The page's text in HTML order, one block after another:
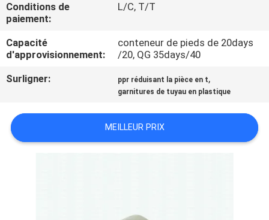
CONTACTEZ-
NOUS
NOUVELLES
LES
AFFAIRES
Conditions de
paiement:
L/C, T/T
Capacité
d'approvisionnement:
conteneur de pieds de 20days
/20, QG 35days/40
Surligner:
ppr réduisant la pièce en t,
garnitures de tuyau en plastique
MEILLEUR PRIX